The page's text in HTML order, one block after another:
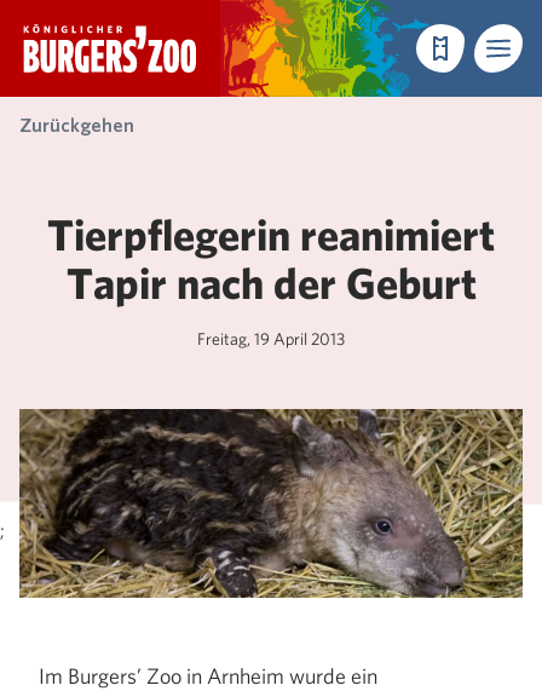
- Startseite
Reservieren
Menü
Zurückgehen
;
Tierpflegerin reanimiert
Tapir nach der Geburt
Freitag, 19 April 2013
Im Burgers’ Zoo in Arnheim wurde ein